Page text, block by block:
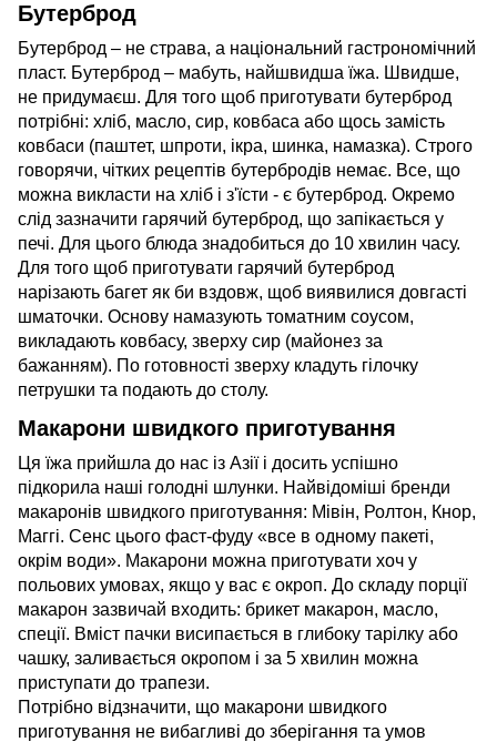
Бутерброд
Бутерброд – не страва, а національний гастрономічний
пласт. Бутерброд – мабуть, найшвидша їжа. Швидше,
не придумаєш. Для того щоб приготувати бутерброд
потрібні: хліб, масло, сир, ковбаса або щось замість
ковбаси (паштет, шпроти, ікра, шинка, намазка). Строго
говорячи, чітких рецептів бутербродів немає. Все, що
можна викласти на хліб і з'їсти - є бутерброд. Окремо
слід зазначити гарячий бутерброд, що запікається у
печі. Для цього блюда знадобиться до 10 хвилин часу.
Для того щоб приготувати гарячий бутерброд
нарізають багет як би вздовж, щоб виявилися довгасті
шматочки. Основу намазують томатним соусом,
викладають ковбасу, зверху сир (майонез за
бажанням). По готовності зверху кладуть гілочку
петрушки та подають до столу.
Макарони швидкого приготування
Ця їжа прийшла до нас із Азії і досить успішно
підкорила наші голодні шлунки. Найвідоміші бренди
макаронів швидкого приготування: Мівін, Ролтон, Кнор,
Маггі. Сенс цього фаст-фуду «все в одному пакеті,
окрім води». Макарони можна приготувати хоч у
польових умовах, якщо у вас є окроп. До складу порції
макарон зазвичай входить: брикет макарон, масло,
спеції. Вміст пачки висипається в глибоку тарілку або
чашку, заливається окропом і за 5 хвилин можна
приступати до трапези.
Потрібно відзначити, що макарони швидкого
приготування не вибагливі до зберігання та умов